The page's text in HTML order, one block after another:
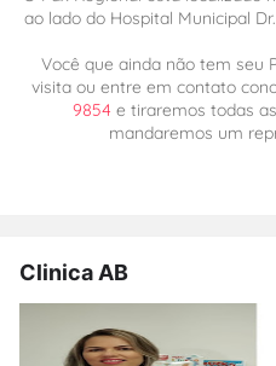
ao lado do Hospital Municipal
Você que ainda não tem seu
visita ou entre em contato
9854 e tiraremos todas
mandaremos um
Clinica AB